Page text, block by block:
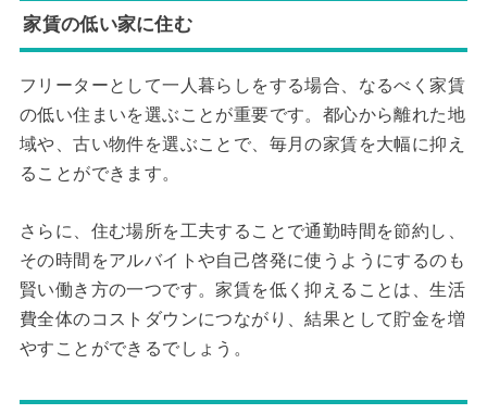
家賃の低い家に住む
フリーターとして一人暮らしをする場合、なるべく家賃
の低い住まいを選ぶことが重要です。都心から離れた地
域や、古い物件を選ぶことで、毎月の家賃を大幅に抑え
ることができます。
さらに、住む場所を工夫することで通勤時間を節約し、
その時間をアルバイトや自己啓発に使うようにするのも
賢い働き方の一つです。家賃を低く抑えることは、生活
費全体のコストダウンにつながり、結果として貯金を増
やすことができるでしょう。